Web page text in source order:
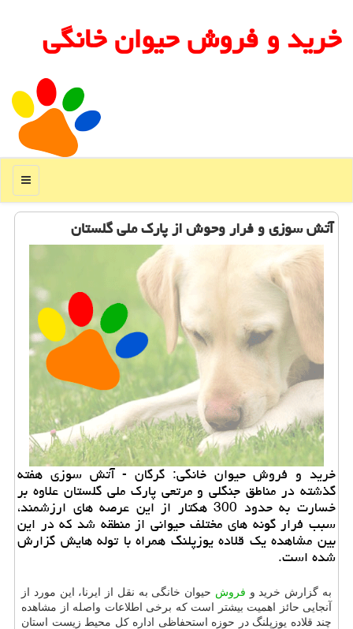
خرید و فروش حیوان خانگی
منو
آتش سوزی و فرار وحوش از پارك ملی گلستان
خرید و فروش حیوان خانگی: گرگان - آتش سوزی هفته
گذشته در مناطق جنگلی و مرتعی پارك ملی گلستان علاوه بر
خسارت به حدود 300 هكتار از این عرصه های ارزشمند،
سبب فرار گونه های مختلف حیوانی از منطقه شد كه در این
بین مشاهده یك قلاده یوزپلنگ همراه با توله هایش گزارش
شده است.
به گزارش خرید و فروش حیوان خانگی به نقل از ایرنا، این مورد از
آنجایی حائز اهمیت بیشتر است كه برخی اطلاعات واصله از مشاهده
چند قلاده یوزپلنگ در حوزه استحفاظی اداره كل محیط زیست استان